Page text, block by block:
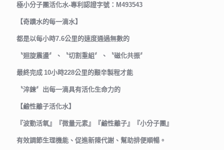
極小分子團活化水-專利認證字號：M493543
【奇蹟水的每一滴水】
都是以每小時7.6公里的速度通過無數的
〝迴旋震盪〞、〝切割重組〞、〝磁化共振〞
最終完成 10小時228公里的艱辛製程才能
〝淬鍊〞出每一滴具有活化生命力的
【鹼性離子活化水】
『波動活氧』『微量元素』『鹼性離子』『小分子團』
有效調節生理機能、促進新陳代謝、幫助排便順暢。